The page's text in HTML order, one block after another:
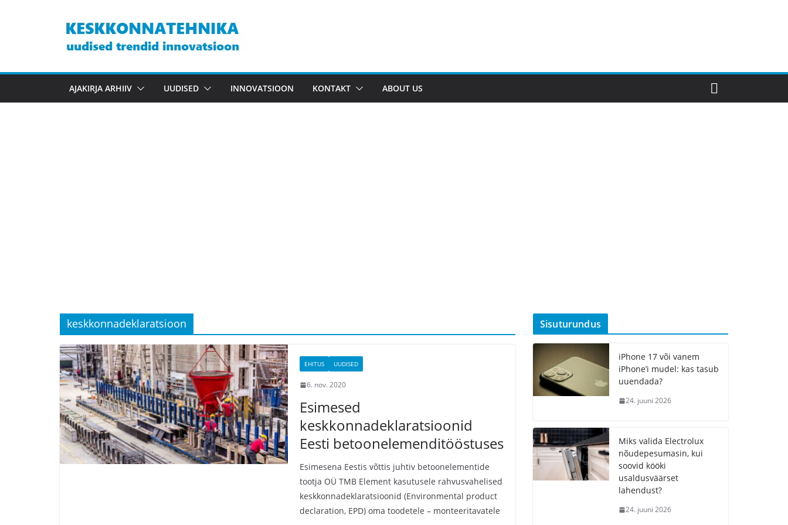
AJAKIRJA ARHIIV UUDISED INNOVATSIOON KONTAKT ABOUT US
keskkonnadeklaratsioon
EHITUS UUDISED
6. nov. 2020
Esimesed
keskkonnadeklaratsioonid
Eesti betoonelemenditööstuses
Esimesena Eestis võttis juhtiv betoonelementide
tootja OÜ TMB Element kasutusele rahvusvahelised
keskkonnadeklaratsioonid (Environmental product
declaration, EPD) oma toodetele – monteeritavatele
Sisuturundus
iPhone 17 või vanem
iPhone’i mudel: kas tasub
uuendada?
24. juuni 2026
Miks valida Electrolux
nõudepesumasin, kui
soovid kööki
usaldusväärset
lahendust?
24. juuni 2026